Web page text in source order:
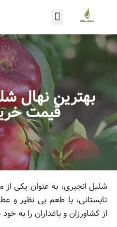
بهترین نهال
قیمت
شلیل انجیری، به عنوان یکی از
تابستانی، با طعم بی نظیر و
از کشاورزان و باغداران را به